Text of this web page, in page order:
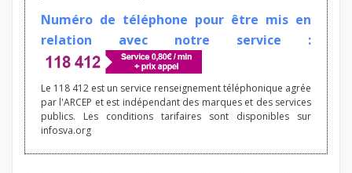
Numéro de téléphone pour être mis en
relation avec notre service :
Le 118 412 est un service renseignement téléphonique agrée
par l'ARCEP et est indépendant des marques et des services
publics. Les conditions tarifaires sont disponibles sur
infosva.org